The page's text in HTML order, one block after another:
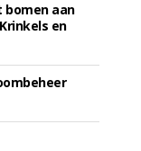
bomen aan
en